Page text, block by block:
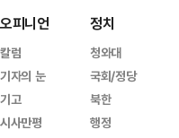
오피니언
칼럼
기자의 눈
기고
시사만평
정치
청와대
국회/정당
북한
행정